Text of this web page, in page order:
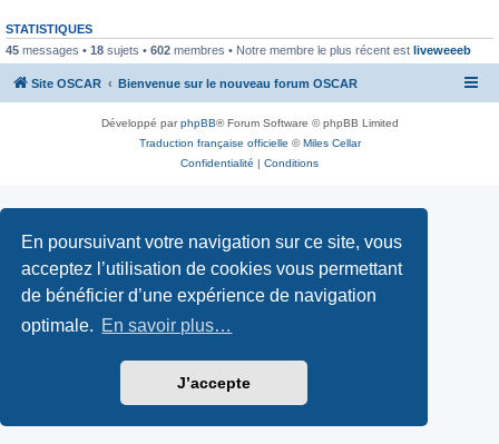
En poursuivant votre navigation sur ce site, vous
acceptez l’utilisation de cookies vous permettant
de bénéficier d’une expérience de navigation
optimale. En savoir plus…
J’accepte
STATISTIQUES
45 messages • 18 sujets • 602 membres • Notre membre le plus récent est liveweeeb
Site OSCAR Bienvenue sur le nouveau forum OSCAR
Développé parphpBB® Forum Software © phpBB Limited
Traduction française officielle ©Miles Cellar
Confidentialité | Conditions